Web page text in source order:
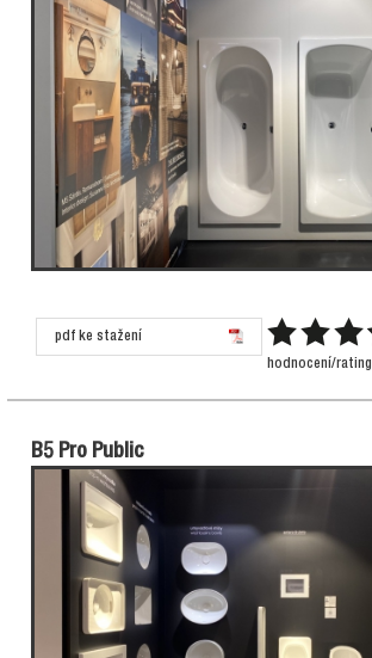
pdf ke stažení
hodnocení/rating
B5 Pro Public